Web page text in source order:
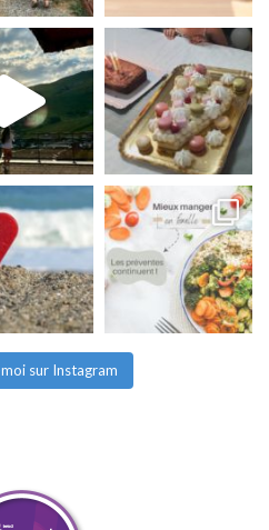
sur Instagram